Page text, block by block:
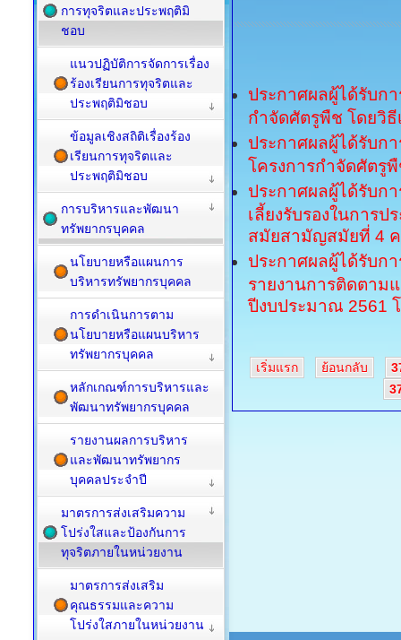
ประกาศผลผู้ได้รับก
กำจัดศัตรูพืช โดยวิธี
ประกาศผลผู้ได้รับก
โครงการกำจัดศัตรู
ประกาศผลผู้ได้รับก
เลี้ยงรับรองในการ
สมัยสามัญสมัยที่ 4 ค
ประกาศผลผู้ได้รับก
รายงานการติดตาม
ปีงบประมาณ 2561
เริ่มแรก ย้อนกลับ
การทุจริตและประพฤติมิ
ชอบ
แนวปฏิบัติการจัดการเรื่อง
ร้องเรียนการทุจริตและ
ประพฤติมิชอบ
ข้อมูลเชิงสถิติเรื่องร้อง
เรียนการทุจริตและ
ประพฤติมิชอบ
การบริหารและพัฒนา
ทรัพยากรบุคคล
นโยบายหรือแผนการ
บริหารทรัพยากรบุคคล
การดำเนินการตาม
นโยบายหรือแผนบริหาร
ทรัพยากรบุคคล
หลักเกณฑ์การบริหารและ
พัฒนาทรัพยากรบุคคล
รายงานผลการบริหาร
และพัฒนาทรัพยากร
บุคคลประจำปี
มาตรการส่งเสริมความ
โปร่งใสและป้องกันการ
ทุจริตภายในหน่วยงาน
มาตรการส่งเสริม
คุณธรรมและความ
โปร่งใสภายในหน่วยงาน